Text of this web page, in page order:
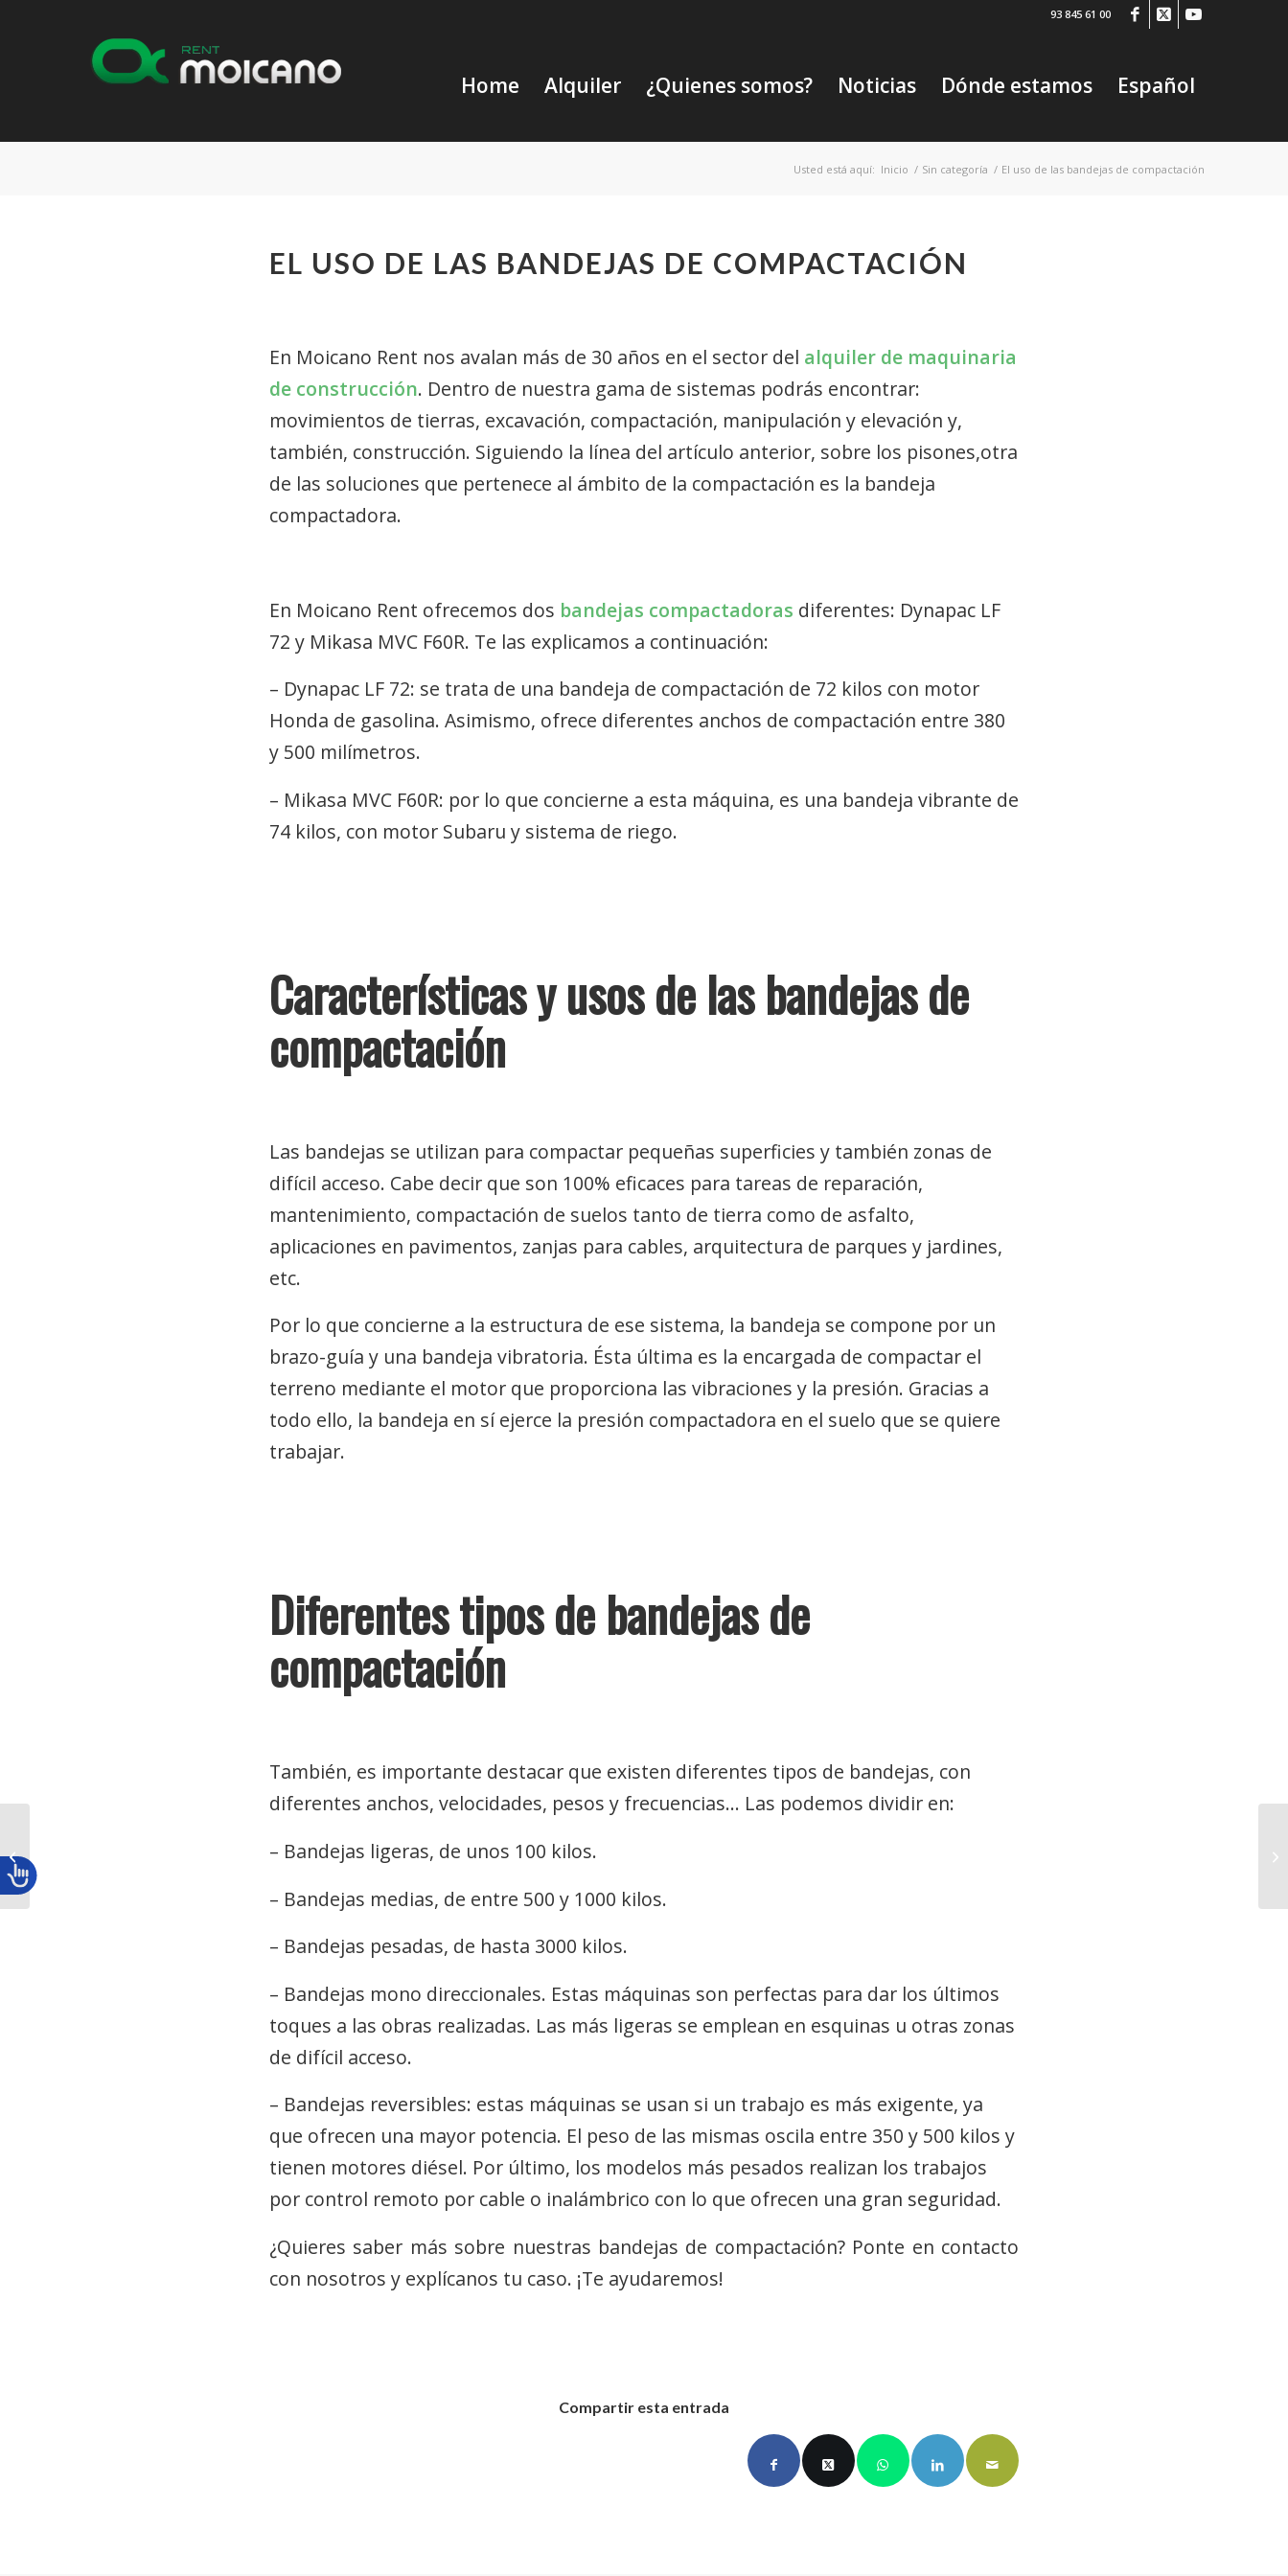
93 845 61 00
Home Alquiler ¿Quienes somos? Noticias Dónde estamos Español
Usted está aquí: Inicio / Sin categoría / El uso de las bandejas de compactación
EL USO DE LAS BANDEJAS DE COMPACTACIÓN
En Moicano Rent nos avalan más de 30 años en el sector del alquiler de maquinaria
de construcción. Dentro de nuestra gama de sistemas podrás encontrar:
movimientos de tierras, excavación, compactación, manipulación y elevación y,
también, construcción. Siguiendo la línea del artículo anterior, sobre los pisones,otra
de las soluciones que pertenece al ámbito de la compactación es la bandeja
compactadora.
En Moicano Rent ofrecemos dos bandejas compactadoras diferentes: Dynapac LF
72 y Mikasa MVC F60R. Te las explicamos a continuación:
– Dynapac LF 72: se trata de una bandeja de compactación de 72 kilos con motor
Honda de gasolina. Asimismo, ofrece diferentes anchos de compactación entre 380
y 500 milímetros.
– Mikasa MVC F60R: por lo que concierne a esta máquina, es una bandeja vibrante de
74 kilos, con motor Subaru y sistema de riego.
Características y usos de las bandejas de
compactación
Las bandejas se utilizan para compactar pequeñas superficies y también zonas de
difícil acceso. Cabe decir que son 100% eficaces para tareas de reparación,
mantenimiento, compactación de suelos tanto de tierra como de asfalto,
aplicaciones en pavimentos, zanjas para cables, arquitectura de parques y jardines,
etc.
Por lo que concierne a la estructura de ese sistema, la bandeja se compone por un
brazo-guía y una bandeja vibratoria. Ésta última es la encargada de compactar el
terreno mediante el motor que proporciona las vibraciones y la presión. Gracias a
todo ello, la bandeja en sí ejerce la presión compactadora en el suelo que se quiere
trabajar.
Diferentes tipos de bandejas de
compactación
También, es importante destacar que existen diferentes tipos de bandejas, con
diferentes anchos, velocidades, pesos y frecuencias… Las podemos dividir en:
– Bandejas ligeras, de unos 100 kilos.
– Bandejas medias, de entre 500 y 1000 kilos.
– Bandejas pesadas, de hasta 3000 kilos.
– Bandejas mono direccionales. Estas máquinas son perfectas para dar los últimos
toques a las obras realizadas. Las más ligeras se emplean en esquinas u otras zonas
de difícil acceso.
– Bandejas reversibles: estas máquinas se usan si un trabajo es más exigente, ya
que ofrecen una mayor potencia. El peso de las mismas oscila entre 350 y 500 kilos y
tienen motores diésel. Por último, los modelos más pesados realizan los trabajos
por control remoto por cable o inalámbrico con lo que ofrecen una gran seguridad.
¿Quieres saber más sobre nuestras bandejas de compactación? Ponte en contacto
con nosotros y explícanos tu caso. ¡Te ayudaremos!
Compartir esta entrada
sector de la construcción?